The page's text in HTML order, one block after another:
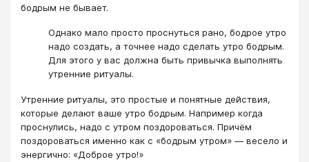
бодрым не бывает.
Однако мало просто проснуться рано, бодрое утро
надо создать, а точнее надо сделать утро бодрым.
Для этого у вас должна быть привычка выполнять
утренние ритуалы.
Утренние ритуалы, это простые и понятные действия,
которые делают ваше утро бодрым. Например когда
проснулись, надо с утром поздороваться. Причём
поздороваться именно как с «бодрым утром» — весело и
энергично: «Доброе утро!»